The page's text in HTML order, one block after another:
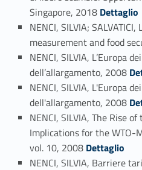
Singapore, 2018 Link identifier #identifier_person_120016-43
Dettaglio
NENCI, SILVIA;
measurement and food
NENCI, SILVIA, L’Europa
dell’allargamento, 2008 Link identifier #identifier_person_70131-45
NENCI, SILVIA, L'Europa
dell'allargamento, 2008 Link identifier #identifier_person_4779-46
NENCI, SILVIA, The Rise
Implications for the WTO-
vol. 10, 2008 Link identifier #identifier_person_146434-47
Dettaglio
NENCI, SILVIA, Barriere